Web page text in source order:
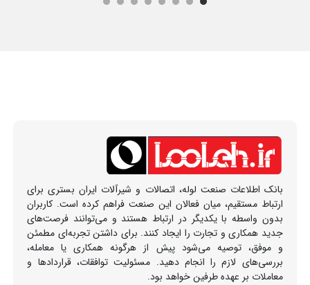
بانک اطلاعات صنعت لوله، اتصالات و شیرآلات ایران بستری برای
ارتباط مستقیم، میان فعالان این صنعت فراهم کرده است. کاربران
بدون واسطه با یکدیگر در ارتباط هستند و می‌توانند فرصت‌های
جدید همکاری و تجارت را ایجاد کنند. برای داشتن تجربه‌ای مطمئن
و موفق، توصیه می‌شود پیش از هرگونه همکاری یا معامله،
بررسی‌های لازم را انجام دهید. مسئولیت توافقات، قراردادها و
معاملات بر عهده طرفین خواهد بود.